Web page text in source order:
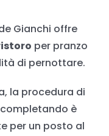
Gianchi offre
per pranzo
di pernottare.
la procedura di
è
per un posto al